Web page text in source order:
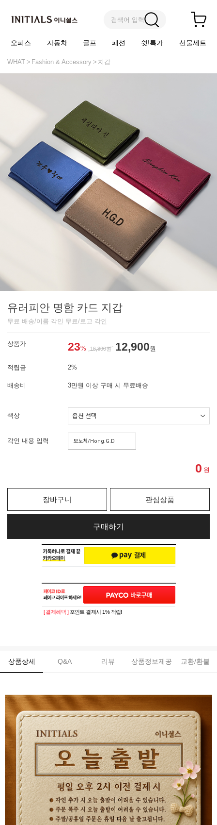
검색어 입력
오피스 자동차 골프 패션 쉿!특가 선물세트
WHAT Fashion & Accessory 지갑
유러피안 명함 카드 지갑
무료 배송/이름 각인 무료/로고 각인
상품가 23% 16,800원 12,900원
적립금 2%
배송비 3만원 이상 구매 시 무료배송
색상
각인 내용 입력
0 원
장바구니 관심상품
구매하기
[ 결제혜택 ] 포인트 결제시 1% 적립!
상품상세 Q&A 리뷰 상품정보제공 교환/환불